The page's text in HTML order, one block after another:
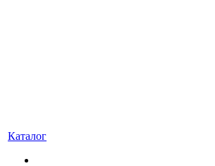
Каталог